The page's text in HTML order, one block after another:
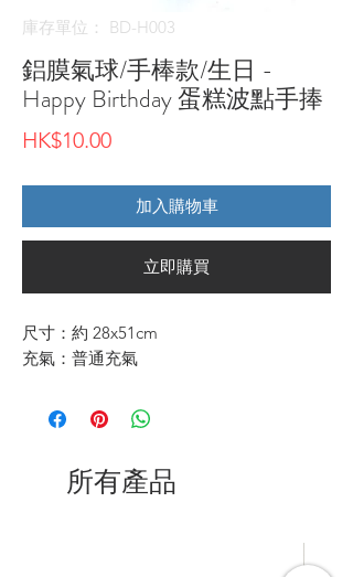
庫存單位： BD-H003
鋁膜氣球/手棒款/生日 -
Happy Birthday 蛋糕波點手捧
HK$10.00價
加入購物車
立即購買
尺寸：約 28x51cm
充氣：普通充氣
所有產品